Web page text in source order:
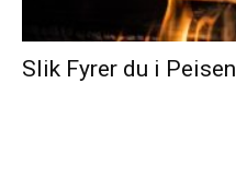
Slik Fyrer du i Peisen